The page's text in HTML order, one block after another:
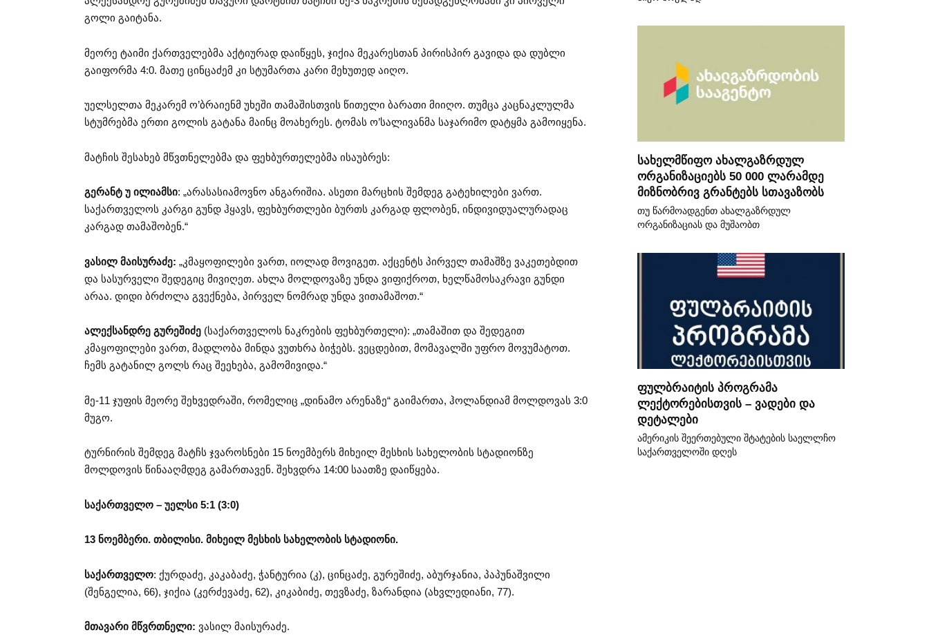
გოლი გაიტანა.
მეორე ტაიმი ქართველებმა აქტიურად დაიწყეს, ჯიქია მეკარესთან პირისპირ გავიდა და დუბლი
გაიფორმა 4:0. მათე ცინცაძემ კი სტუმართა კარი მეხუთედ აიღო.
უელსელთა მეკარემ ო’ბრაიენმ უხეში თამაშისთვის წითელი ბარათი მიიღო. თუმცა კაცნაკლულმა
სტუმრებმა ერთი გოლის გატანა მაინც მოახერეს. ტომას ო’სალივანმა საჯარიმო დატყმა გამოიყენა.
მატჩის შესახებ მწვთნელებმა და ფეხბურთელებმა ისაუბრეს:
გერანტ უ ილიამსი: „არასასიამოვნო ანგარიშია. ასეთი მარცხის შემდეგ გატეხილები ვართ.
საქართველოს კარგი გუნდ ჰყავს, ფეხბურთლები ბურთს კარგად ფლობენ, ინდივიდუალურადაც
კარგად თამაშობენ.“
ვასილ მაისურაძე: „კმაყოფილები ვართ, იოლად მოვიგეთ. აქცენტს პირველ თამაშზე ვაკეთებდით
და სასურველი შედეგიც მივიღეთ. ახლა მოლდოვაზე უნდა ვიფიქროთ, ხელწამოსაკრავი გუნდი
არაა. დიდი ბრძოლა გვექნება, პირველ ნომრად უნდა ვითამაშოთ.“
ალექსანდრე გურეშიძე (საქართველოს ნაკრების ფეხბურთელი): „თამაშით და შედეგით
კმაყოფილები ვართ, მადლობა მინდა ვუთხრა ბიჭებს. ვეცდებით, მომავალში უფრო მოვუმატოთ.
ჩემს გატანილ გოლს რაც შეეხება, გამომივიდა.“
მე-11 ჯუფის მეორე შეხვედრაში, რომელიც „დინამო არენაზე“ გაიმართა, ჰოლანდიამ მოლდოვას 3:0
მუგო.
ტურნირის შემდეგ მატჩს ჯვაროსნები 15 ნოემბერს მიხეილ მესხის სახელობის სტადიონზე
მოლდოვის წინააღმდეგ გამართავენ. შეხვდრა 14:00 საათზე დაიწყება.
საქართველო – უელსი 5:1 (3:0)
13 ნოემბერი. თბილისი. მიხეილ მესხის სახელობის სტადიონი.
საქართველო: ქურდაძე, კაკაბაძე, ჭანტურია (კ), ცინცაძე, გურეშიძე, აბურჯანია, პაპუნაშვილი
(შენგელია, 66), ჯიქია (კერძევაძე, 62), კიკაბიძე, თევზაძე, ზარანდია (ახვლედიანი, 77).
მთავარი მწვრთნელი: ვასილ მაისურაძე.
სახელმწიფო ახალგაზრდულ
ორგანიზაციებს 50 000 ლარამდე
მიზნობრივ გრანტებს სთავაზობს
თუ წარმოადგენთ ახალგაზრდულ
ორგანიზაციას და მუშაობთ
ფულბრაიტის პროგრამა
ლექტორებისთვის – ვადები და
დეტალები
ამერიკის შეერთებული შტატების საელლჩო
საქართველოში დღეს